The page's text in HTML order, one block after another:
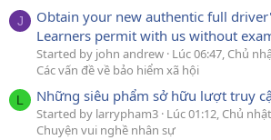
J
Obtain your new authentic full
Learners permit with us without
Started by john andrew Lúc 06:47, Chủ
Các vấn đề về bảo hiểm xã hội
L Những siêu phẩm sở hữu lượt truy
Started by larrypham3 Lúc 01:12, Chủ nhật
Chuyện vui nghề nhân sự